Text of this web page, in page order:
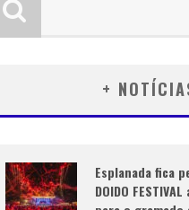
+
Esplanada fica
DOIDO